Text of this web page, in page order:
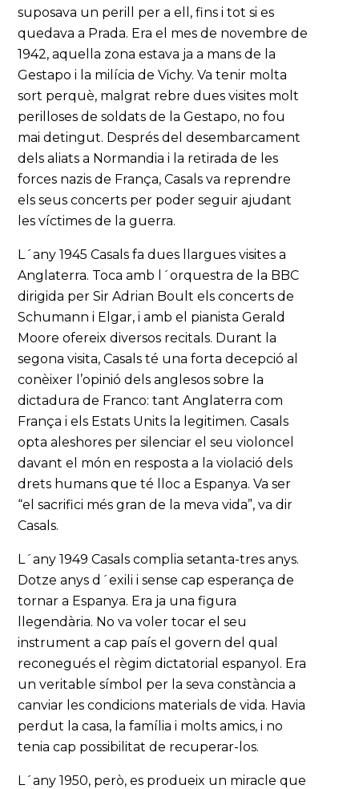
suposava un perill per a ell, fins i tot si es
quedava a Prada. Era el mes de novembre de
1942, aquella zona estava ja a mans de la
Gestapo i la milícia de Vichy. Va tenir molta
sort perquè, malgrat rebre dues visites molt
perilloses de soldats de la Gestapo, no fou
mai detingut. Després del desembarcament
dels aliats a Normandia i la retirada de les
forces nazis de França, Casals va reprendre
els seus concerts per poder seguir ajudant
les víctimes de la guerra.
L´any 1945 Casals fa dues llargues visites a
Anglaterra. Toca amb l´orquestra de la BBC
dirigida per Sir Adrian Boult els concerts de
Schumann i Elgar, i amb el pianista Gerald
Moore ofereix diversos recitals. Durant la
segona visita, Casals té una forta decepció al
conèixer l’opinió dels anglesos sobre la
dictadura de Franco: tant Anglaterra com
França i els Estats Units la legitimen. Casals
opta aleshores per silenciar el seu violoncel
davant el món en resposta a la violació dels
drets humans que té lloc a Espanya. Va ser
“el sacrifici més gran de la meva vida”, va dir
Casals.
L´any 1949 Casals complia setanta-tres anys.
Dotze anys d´exili i sense cap esperança de
tornar a Espanya. Era ja una figura
llegendària. No va voler tocar el seu
instrument a cap país el govern del qual
reconegués el règim dictatorial espanyol. Era
un veritable símbol per la seva constància a
canviar les condicions materials de vida. Havia
perdut la casa, la família i molts amics, i no
tenia cap possibilitat de recuperar-los.
L´any 1950, però, es produeix un miracle que